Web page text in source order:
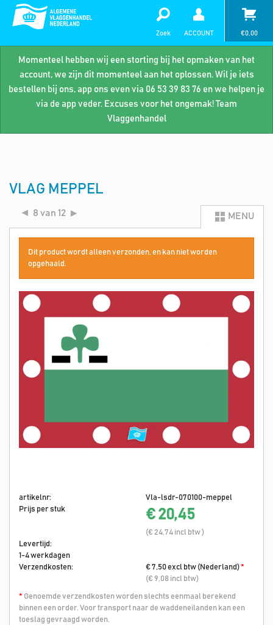
Momenteel hebben wij een storting bij het opmaken van het
account, we zijn dit momenteel aan het oplossen. Wil je iets
bestellen bij ons, app ons even via 06 53 39 83 76 en we helpen je
via de app veder. Excuses voor het ongemak! Team
Vlaggenhandel
Zoek ACCOUNT €0,00
VLAG MEPPEL
8 van 12 MENU
Dit product wordt alleen verzonden, en kan niet worden
opgehaald.
artikelnr:
Vla-lsdr-070100-meppel
Prijs per stuk
€ 20,45
(€ 24,74 incl btw )
Levertijd:
1-4 werkdagen
Verzendkosten:
€ 7,50 excl btw (Nederland)*
(€ 9,08 incl btw)
* Genoemde verzendkosten worden slechts eenmaal berekend
binnen een order. Voor transport naar de waddeneilanden kan een
toeslag gevraagd worden.